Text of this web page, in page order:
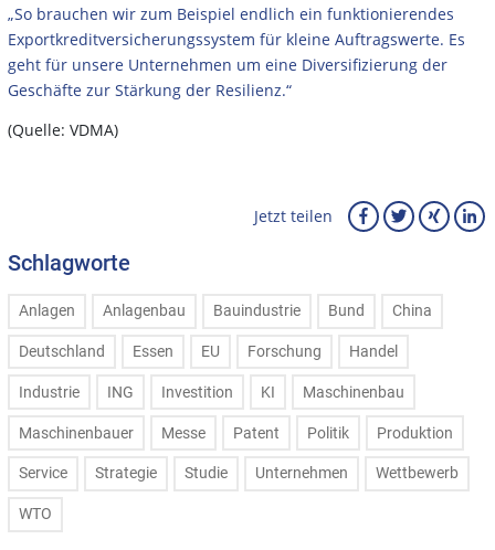
„So brauchen wir zum Beispiel endlich ein funktionierendes
Exportkreditversicherungssystem für kleine Auftragswerte. Es
geht für unsere Unternehmen um eine Diversifizierung der
Geschäfte zur Stärkung der Resilienz.“
(Quelle: VDMA)
Jetzt teilen
Schlagworte
Anlagen Anlagenbau Bauindustrie Bund China
Deutschland Essen EU Forschung Handel
Industrie ING Investition KI Maschinenbau
Maschinenbauer Messe Patent Politik Produktion
Service Strategie Studie Unternehmen Wettbewerb
WTO